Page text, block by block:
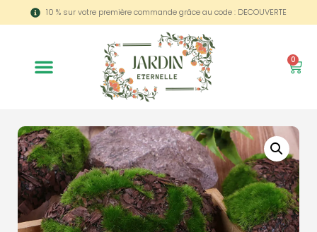
10 % sur votre première commande grâce au code : DECOUVERTE
0